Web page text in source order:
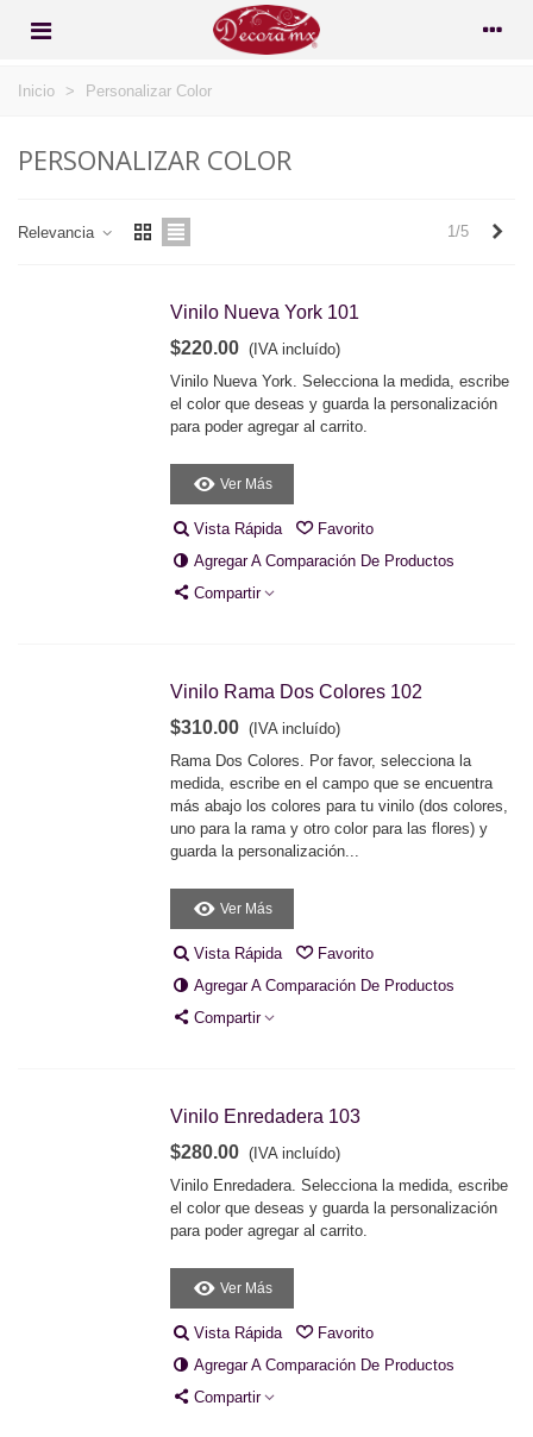
Inicio > Personalizar Color
PERSONALIZAR COLOR
Relevancia 1/5
Vinilo Nueva York 101
$220.00 (IVA incluído)
Vinilo Nueva York. Selecciona la medida, escribe
el color que deseas y guarda la personalización
para poder agregar al carrito.
Ver Más
Vista Rápida
Favorito
Agregar A Comparación De Productos
Compartir
Vinilo Rama Dos Colores 102
$310.00 (IVA incluído)
Rama Dos Colores. Por favor, selecciona la
medida, escribe en el campo que se encuentra
más abajo los colores para tu vinilo (dos colores,
uno para la rama y otro color para las flores) y
guarda la personalización...
Ver Más
Vista Rápida
Favorito
Agregar A Comparación De Productos
Compartir
Vinilo Enredadera 103
$280.00 (IVA incluído)
Vinilo Enredadera. Selecciona la medida, escribe
el color que deseas y guarda la personalización
para poder agregar al carrito.
Ver Más
Vista Rápida
Favorito
Agregar A Comparación De Productos
Compartir